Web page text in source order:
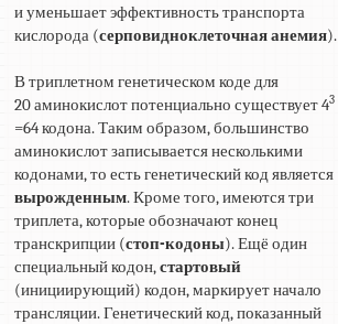
и уменьшает эффективность транспорта
кислорода (серповидноклеточная анемия).
В триплетном генетическом коде для
20 аминокислот потенциально существует 43
=64 кодона. Таким образом, большинство
аминокислот записывается несколькими
кодонами, то есть генетический код является
вырожденным. Кроме того, имеются три
триплета, которые обозначают конец
транскрипции (стоп-кодоны). Ещё один
специальный кодон,стартовый
(инициирующий) кодон, маркирует начало
трансляции. Генетический код, показанный